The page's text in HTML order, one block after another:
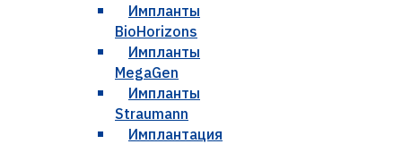
Импланты
BioHorizons
Импланты
MegaGen
Импланты
Straumann
Имплантация